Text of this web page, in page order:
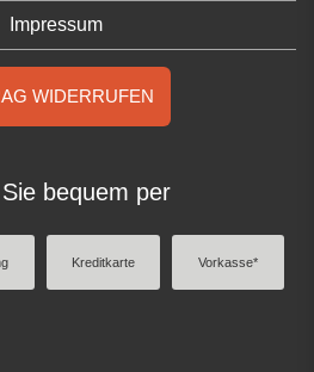
Impressum
WIDERRUFEN
bequem per
Kreditkarte Vorkasse*